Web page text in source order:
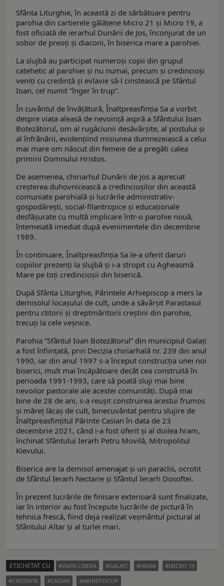
Sfânta Liturghie, în această zi de sărbătoare pentru
parohia din cartierele gălăţene Micro 21 şi Micro 19, a
fost oficiată de ierarhul Dunării de Jos, înconjurat de un
sobor de preoţi şi diaconi, în biserica mare a parohiei.
La slujbă au participat numeroşi copii din grupul
catehetic al parohiei şi nu numai, precum şi credincioşi
veniţi cu credinţă şi evlavie să-l cinstească pe Sfântul
Ioan, cel numit ”înger în trup”.
În cuvântul de învăţătură, Înaltpreasfinţia Sa a vorbit
despre viaţa aleasă de nevoinţă aspră a Sfântului Ioan
Botezătorul, om al rugăciunii desăvârșite, al postului și
al înfrânării, evidenţiind misiunea dumnezeiască a celui
mai mare om născut din femeie de a pregăti calea
primirii Domnului Hristos.
De asemenea, chiriarhul Dunării de Jos a apreciat
creşterea duhovnicească a credincioşilor din această
comuniate parohială şi lucrările administrativ-
gospodăreşti, social-filantropice şi educaţionale
desfăşurate cu multă implicare într-o parohie nouă,
întemeiată imediat după evenimentele din decembrie
1989.
În continuare, Înaltpreasfinţia Sa le-a oferit daruri
copiilor prezenţi la slujbă şi i-a stropit cu Agheasmă
Mare pe toţi credincioşii din biserică.
După Sfânta Liturghie, Părintele Arhiepiscop a mers la
demisolul locaşului de cult, unde a săvârşit Parastasul
pentru ctitorii și dreptmăritorii creştini din parohie,
trecuți la cele veșnice.
Parohia ”Sfântul Ioan Botezătorul” din municipiul Galaţi
a fost înfiinţată, prin Decizia chiriarhală nr. 239 din anul
1990, iar din anul 1997 s-a început construcţia unei noi
biserici, mult mai încăpătoare decât cea construită în
perioada 1991-1993, care să poată sluji mai bine
nevoilor pastorale ale acestei comunităţi. După mai
bine de 28 de ani, s-a reușit construirea acestui frumos
şi măreţ lăcaş de cult, binecuvântat pentru slujire de
Înaltpreasfinţitul Părinte Casian în data de 23
decembrie 2021, când i-a fost oferit şi al doilea hram,
închinat Sfântului Ierarh Petru Movilă, Mitropolitul
Kievului.
Biserica are la demisol amenajat şi un paraclis, ocrotit
de Sfântul Ierarh Nectarie şi Sfântul Ierarh Dosoftei.
În prezent lucrările de finisare exterioară sunt finalizate,
iar în interior au fost începute lucrările de pictură în
tehnica frescă, fiind deja realizat veşmântul pictural al
Sfântului Altar şi al turlei mari.
ETICHETAT CU VIATA LIBERA GALATI HRAM
MICRO 19
CREDINTA
CASIAN ARHIEPISCOP